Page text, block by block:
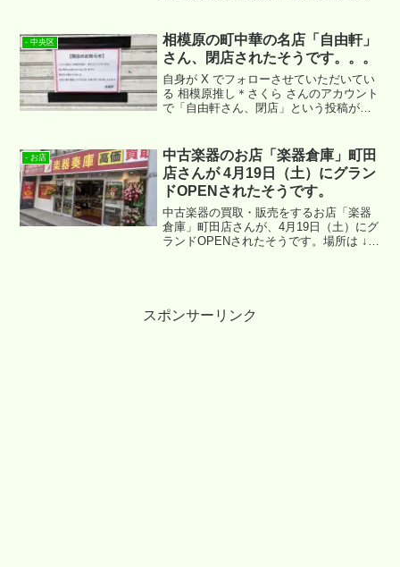
- 中央区
相模原の町中華の名店「自由軒」
さん、閉店されたそうです。。。
自身が X でフォローさせていただいてい
る 相模原推し＊さくら さんのアカウント
で「自由軒さん、閉店」という投稿がポ
- お店
中古楽器のお店「楽器倉庫」町田
店さんが 4月19日（土）にグラン
ドOPENされたそうです。
中古楽器の買取・販売をするお店「楽器
倉庫」町田店さんが、4月19日（土）にグ
ランドOPENされたそうです。場所は ↓
スポンサーリンク